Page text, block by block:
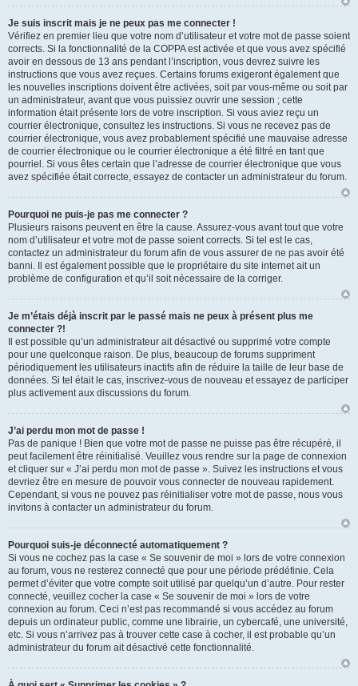
Je suis inscrit mais je ne peux pas me connecter !
Vérifiez en premier lieu que votre nom d’utilisateur et votre mot de passe soient
corrects. Si la fonctionnalité de la COPPA est activée et que vous avez spécifié
avoir en dessous de 13 ans pendant l’inscription, vous devrez suivre les
instructions que vous avez reçues. Certains forums exigeront également que
les nouvelles inscriptions doivent être activées, soit par vous-même ou soit par
un administrateur, avant que vous puissiez ouvrir une session ; cette
information était présente lors de votre inscription. Si vous aviez reçu un
courrier électronique, consultez les instructions. Si vous ne recevez pas de
courrier électronique, vous avez probablement spécifié une mauvaise adresse
de courrier électronique ou le courrier électronique a été filtré en tant que
pourriel. Si vous êtes certain que l’adresse de courrier électronique que vous
avez spécifiée était correcte, essayez de contacter un administrateur du forum.
Pourquoi ne puis-je pas me connecter ?
Plusieurs raisons peuvent en être la cause. Assurez-vous avant tout que votre
nom d’utilisateur et votre mot de passe soient corrects. Si tel est le cas,
contactez un administrateur du forum afin de vous assurer de ne pas avoir été
banni. Il est également possible que le propriétaire du site internet ait un
problème de configuration et qu’il soit nécessaire de la corriger.
Je m’étais déjà inscrit par le passé mais ne peux à présent plus me
connecter ?!
Il est possible qu’un administrateur ait désactivé ou supprimé votre compte
pour une quelconque raison. De plus, beaucoup de forums suppriment
périodiquement les utilisateurs inactifs afin de réduire la taille de leur base de
données. Si tel était le cas, inscrivez-vous de nouveau et essayez de participer
plus activement aux discussions du forum.
J’ai perdu mon mot de passe !
Pas de panique ! Bien que votre mot de passe ne puisse pas être récupéré, il
peut facilement être réinitialisé. Veuillez vous rendre sur la page de connexion
et cliquer sur « J’ai perdu mon mot de passe ». Suivez les instructions et vous
devriez être en mesure de pouvoir vous connecter de nouveau rapidement.
Cependant, si vous ne pouvez pas réinitialiser votre mot de passe, nous vous
invitons à contacter un administrateur du forum.
Pourquoi suis-je déconnecté automatiquement ?
Si vous ne cochez pas la case « Se souvenir de moi » lors de votre connexion
au forum, vous ne resterez connecté que pour une période prédéfinie. Cela
permet d’éviter que votre compte soit utilisé par quelqu’un d’autre. Pour rester
connecté, veuillez cocher la case « Se souvenir de moi » lors de votre
connexion au forum. Ceci n’est pas recommandé si vous accédez au forum
depuis un ordinateur public, comme une librairie, un cybercafé, une université,
etc. Si vous n’arrivez pas à trouver cette case à cocher, il est probable qu’un
administrateur du forum ait désactivé cette fonctionnalité.